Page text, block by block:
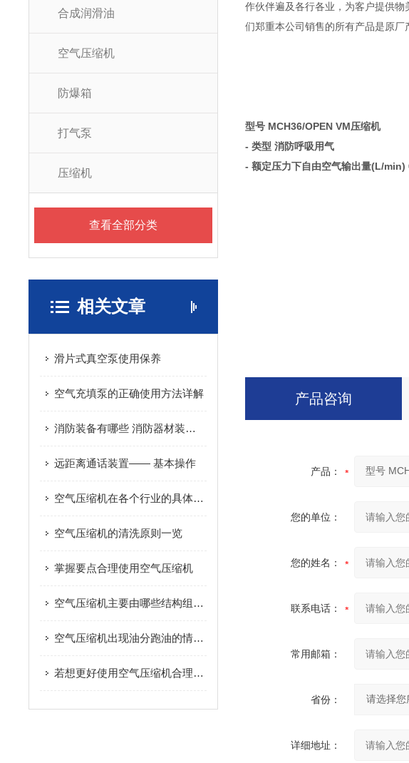
合成润滑油
空气压缩机
防爆箱
打气泵
压缩机
查看全部分类
相关文章
滑片式真空泵使用保养
空气充填泵的正确使用方法详解
消防装备有哪些 消防器材装备分为几大类
远距离通话装置—— 基本操作
空气压缩机在各个行业的具体应用
空气压缩机的清洗原则一览
掌握要点合理使用空气压缩机
空气压缩机主要由哪些结构组成？
空气压缩机出现油分跑油的情况如何正确解决？
若想更好使用空气压缩机合理的维护方法很重要
作伙伴遍及各行各业，为客户提供
们郑重本公司销售的所有产品是原
型号 MCH36/OPEN VM压缩机
- 类型 消防呼吸用气
- 额定压力下自由空气输出量(L/min)
产品咨询
产品：
您的单位：
您的姓名：
联系电话：
常用邮箱：
省份：
详细地址：